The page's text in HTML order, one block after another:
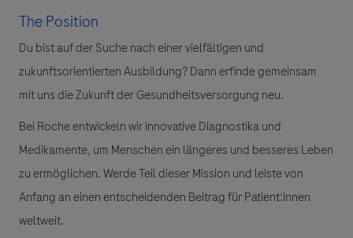
The Position
Du bist auf der Suche nach einer vielfältigen und
zukunftsorientierten Ausbildung?Dann erfinde gemeinsam
mit uns die Zukunft der Gesundheitsversorgung neu.
Bei Roche entwickeln wir innovative Diagnostika und
Medikamente, um Menschen ein längeres und besseres Leben
zu ermöglichen. Werde Teil dieser Mission und leiste von
Anfang an einen entscheidenden Beitrag für Patient:innen
weltweit.